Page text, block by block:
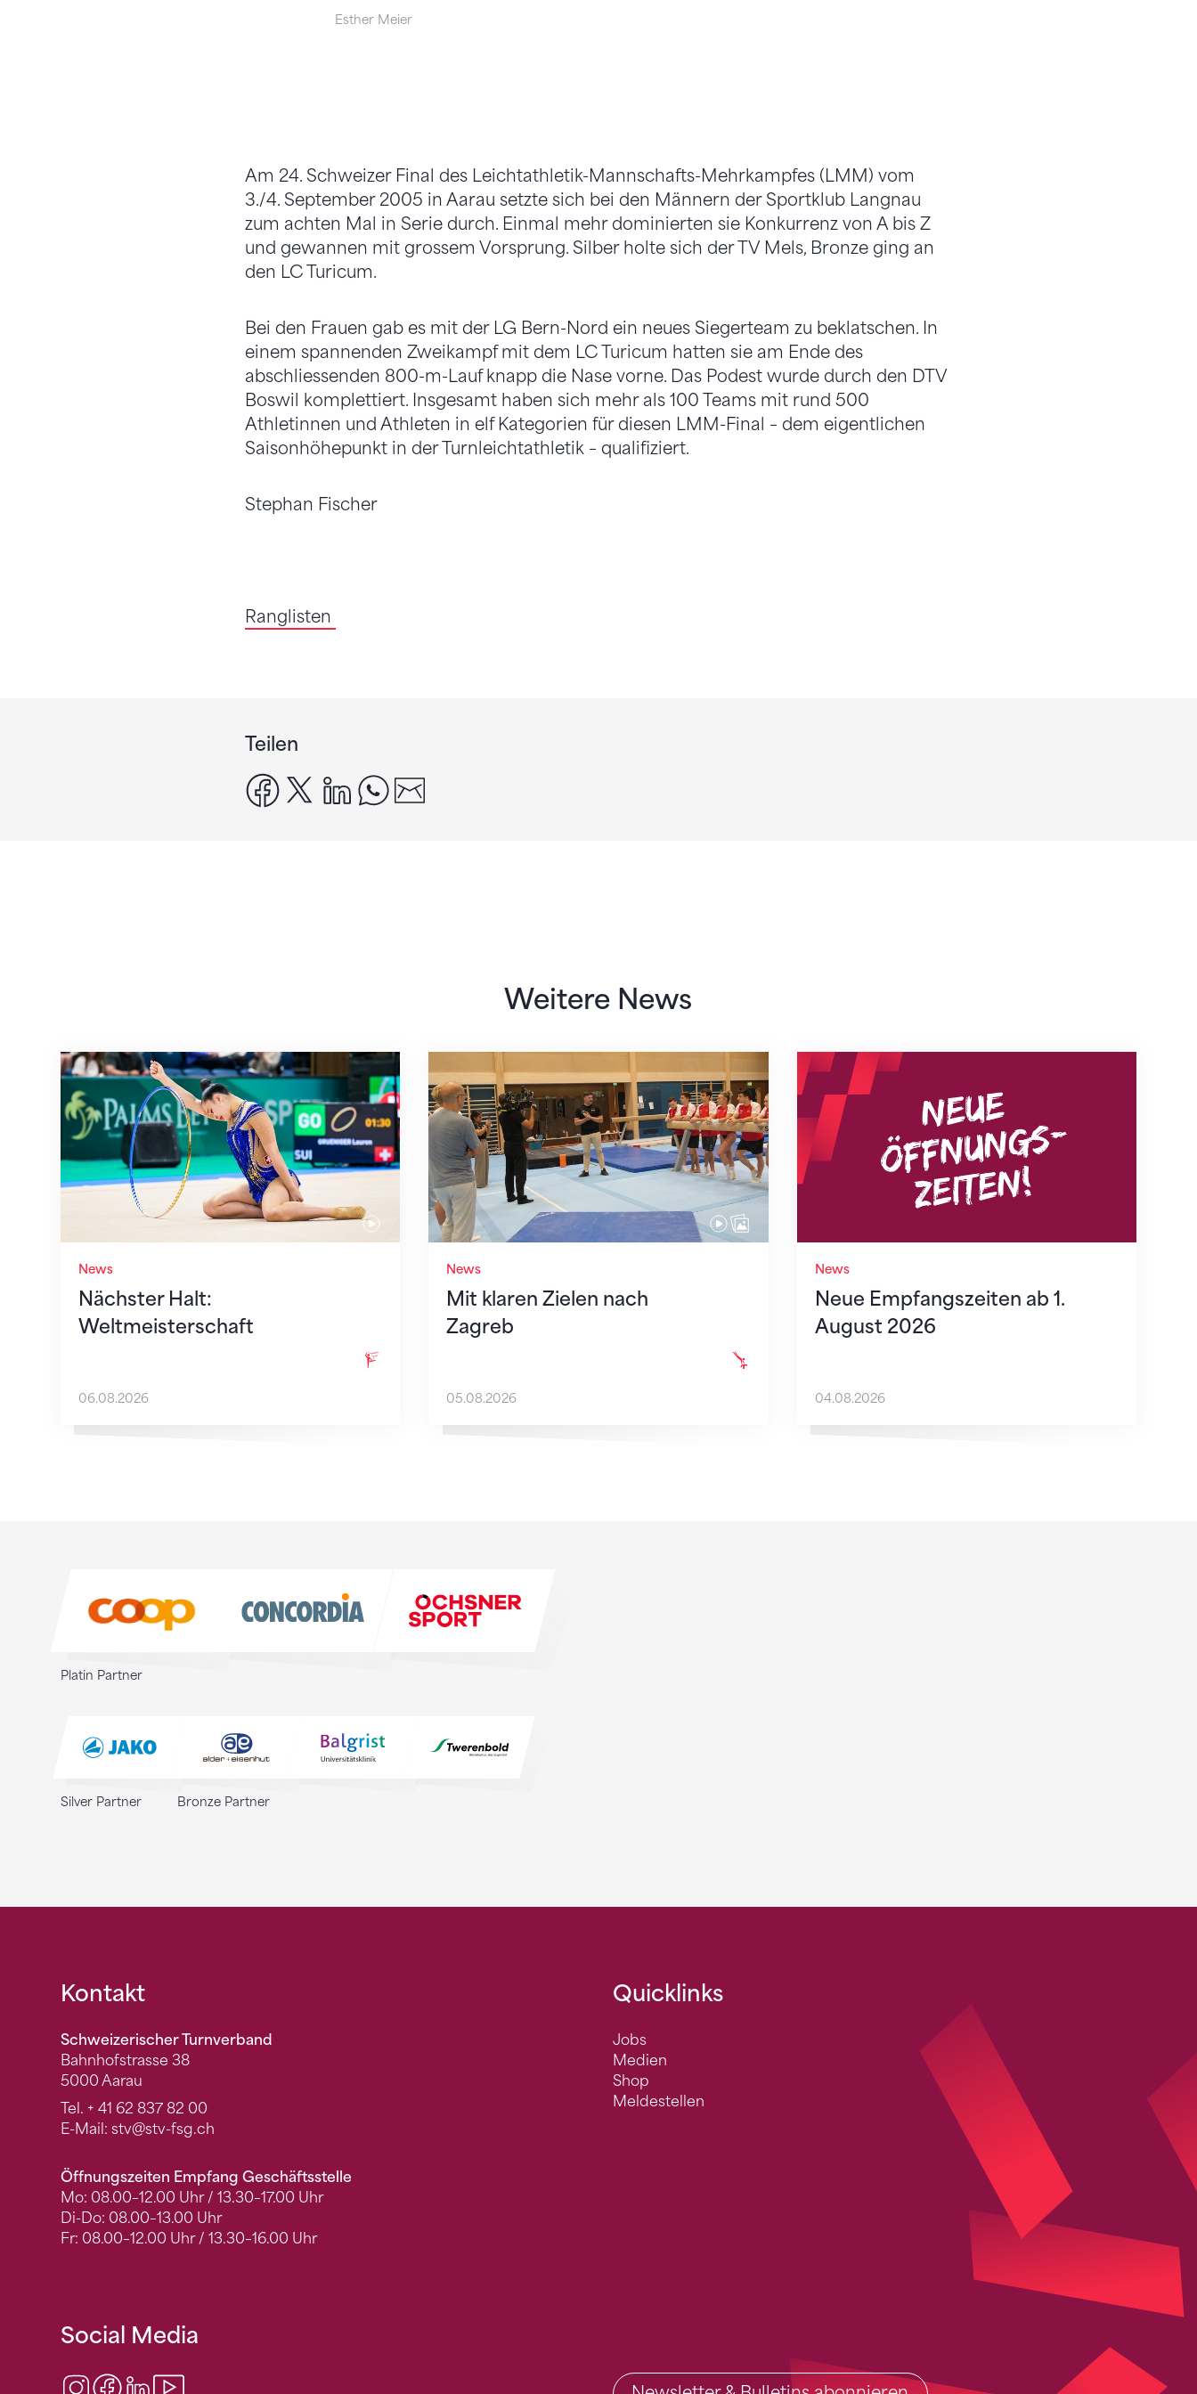
Esther Meier
Am 24. Schweizer Final des Leichtathletik-Mannschafts-Mehrkampfes (LMM) vom
3./4. September 2005 in Aarau setzte sich bei den Männern der Sportklub Langnau
zum achten Mal in Serie durch. Einmal mehr dominierten sie Konkurrenz von A bis Z
und gewannen mit grossem Vorsprung. Silber holte sich der TV Mels, Bronze ging an
den LC Turicum.
Bei den Frauen gab es mit der LG Bern-Nord ein neues Siegerteam zu beklatschen. In
einem spannenden Zweikampf mit dem LC Turicum hatten sie am Ende des
abschliessenden 800-m-Lauf knapp die Nase vorne. Das Podest wurde durch den DTV
Boswil komplettiert. Insgesamt haben sich mehr als 100 Teams mit rund 500
Athletinnen und Athleten in elf Kategorien für diesen LMM-Final – dem eigentlichen
Saisonhöhepunkt in der Turnleichtathletik – qualifiziert.
Stephan Fischer
Ranglisten
Teilen
facebook
x linkedinwhatsapp
Weitere News
News
Nächster Halt:
Weltmeisterschaft
Nächster Halt: Weltmeisterschaft
06.08.2026
News
Mit klaren Zielen nach
Zagreb
Mit klaren Zielen nach Zagreb
05.08.2026
News
Neue Empfangszeiten ab 1.
August 2026
Neue Empfangszeiten ab 1. August 2026
04.08.2026
Platin Partner
Silver Partner Bronze Partner
Fusszeile
Kontakt
Schweizerischer Turnverband
Bahnhofstrasse 38
5000 Aarau
Tel. + 41 62 837 82 00
E-Mail: stv@stv-fsg.ch
Öffnungszeiten Empfang Geschäftsstelle
Mo: 08.00–12.00 Uhr / 13.30–17.00 Uhr
Di-Do: 08.00–13.00 Uhr
Fr: 08.00–12.00 Uhr / 13.30–16.00 Uhr
Quicklinks
Jobs
Medien
Shop
Meldestellen
Social Media
Instagram
Facebook
LinkedIn